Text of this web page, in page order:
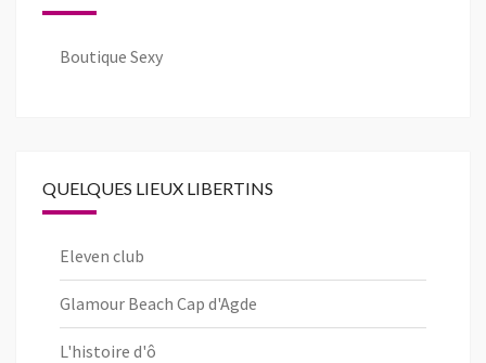
Boutique Sexy
QUELQUES LIEUX LIBERTINS
Eleven club
Glamour Beach Cap d'Agde
L'histoire d'ô